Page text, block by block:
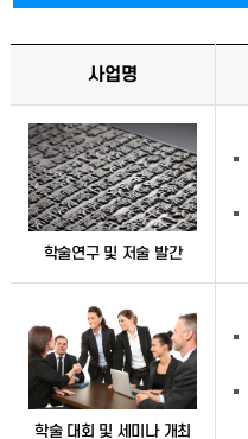
사업명
학술연구 및 저술 발간
학술 대회 및 세미나 개최